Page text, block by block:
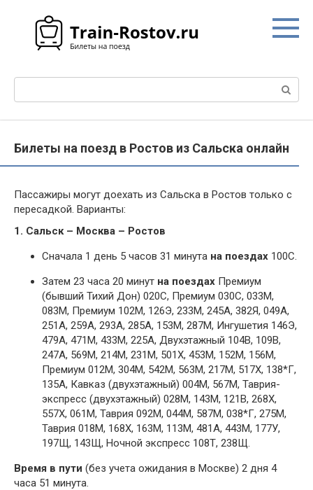
контенту
Билеты на поезд в Ростов из Сальска онлайн
Пассажиры могут доехать из Сальска в Ростов только с
пересадкой. Варианты:
1. Сальск – Москва – Ростов
Сначала 1 день 5 часов 31 минута на поездах 100С.
Затем 23 часа 20 минут на поездах Премиум
(бывший Тихий Дон) 020С, Премиум 030С, 033М,
083М, Премиум 102М, 126Э, 233М, 245А, 382Я, 049А,
251А, 259А, 293А, 285А, 153М, 287М, Ингушетия 146Э,
479А, 471М, 433М, 225А, Двухэтажный 104В, 109В,
247А, 569М, 214М, 231М, 501Х, 453М, 152М, 156М,
Премиум 012М, 304М, 542М, 563М, 217М, 517Х, 138*Г,
135А, Кавказ (двухэтажный) 004М, 567М, Таврия-
экспресс (двухэтажный) 028М, 143М, 121В, 268Х,
557Х, 061М, Таврия 092М, 044М, 587М, 038*Г, 275М,
Таврия 018М, 168Х, 163М, 113М, 481А, 443М, 177У,
197Щ, 143Щ, Ночной экспресс 108Т, 238Щ.
Время в пути (без учета ожидания в Москве) 2 дня 4
часа 51 минута.